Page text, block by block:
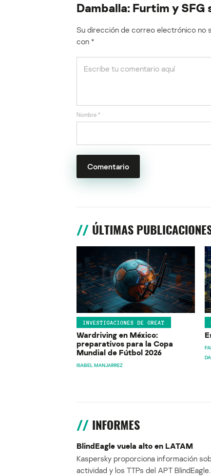
Damballa: Furtim y SFG
Su dirección de correo electrónico no
con *
Nombre *
ÚLTIMAS
INVESTIGACIONES DE GREAT
Wardriving en México:
preparativos para la Copa
Mundial de Fútbol 2026
ISABEL MANJARREZ
INFORMES
BlindEagle vuela alto en LATAM
Kaspersky proporciona información
actividad y los TTPs del APT